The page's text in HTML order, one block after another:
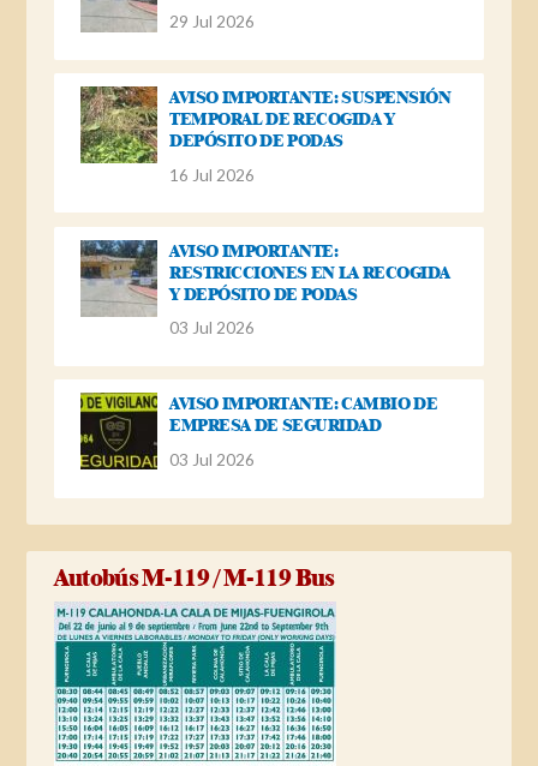
29 Jul 2026
AVISO IMPORTANTE: SUSPENSIÓN
TEMPORAL DE RECOGIDA Y
DEPÓSITO DE PODAS
16 Jul 2026
AVISO IMPORTANTE:
RESTRICCIONES EN LA RECOGIDA
Y DEPÓSITO DE PODAS
03 Jul 2026
AVISO IMPORTANTE: CAMBIO DE
EMPRESA DE SEGURIDAD
03 Jul 2026
Autobús M-119 / M-119 Bus